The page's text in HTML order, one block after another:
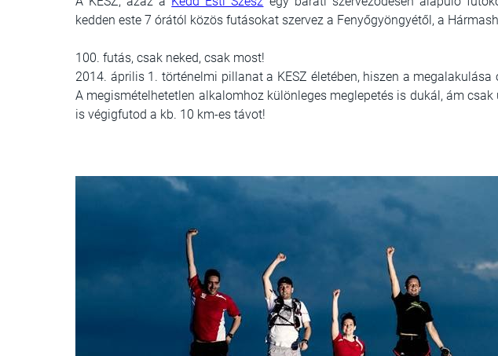
kedden este 7 órától közös futásokat szervez a Fenyőgyöngyétől, a
100. futás, csak neked, csak most!
2014. április 1. történelmi pillanat a KESZ életében, hiszen a megalakulása
A megismételhetetlen alkalomhoz különleges meglepetés is dukál, ám
is végigfutod a kb. 10 km-es távot!